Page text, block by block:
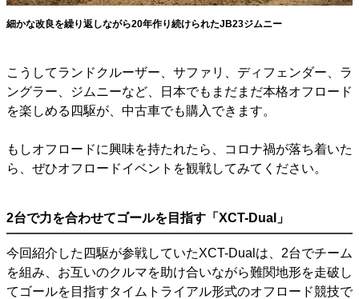
細かな改良を繰り返しながら20年作り続けられたJB23ジムニー
こうしてランドクルーザー、サファリ、ディフェンダー、ラ
ングラー、ジムニーなど、日本でもまだまだ本格オフロード
を楽しめる四駆が、中古車でも購入できます。
もしオフロードに興味を持たれたら、コロナ禍が落ち着いた
ら、ぜひオフロードイベントを観戦してみてください。
2台で力を合わせてゴールを目指す「XCT-Dual」
今回紹介した四駆が参戦していたXCT-Dualは、2台でチーム
を組み、お互いのクルマを助け合いながら難関地形を走破し
てゴールを目指すタイムトライアル形式のオフロード競技で